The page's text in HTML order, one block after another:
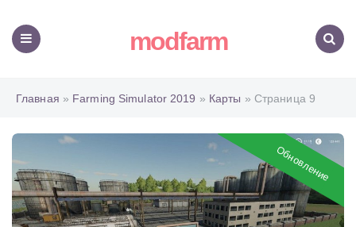
modfarm
Главная » Farming Simulator 2019 » Карты » Страница 9
Обновление